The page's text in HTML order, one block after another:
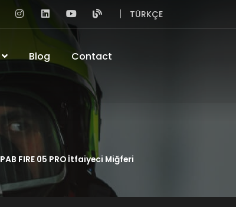
TÜRKÇE
Blog Contact
PAB FIRE 05 PRO İtfaiyeci Miğferi